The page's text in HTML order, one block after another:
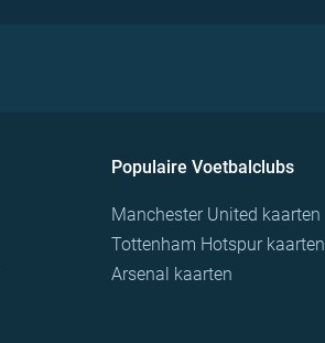
Populaire Voetbalclubs
Manchester United kaarten
Tottenham Hotspur kaarten
Arsenal kaarten